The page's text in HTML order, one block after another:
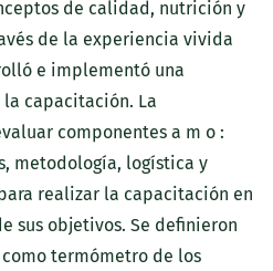
de calidad, nutrición y
de la experiencia vivida
e implementó una
capacitación. La
componentes a m o :
metodología, logística y
realizar la capacitación en
sus objetivos. Se definieron
termómetro de los